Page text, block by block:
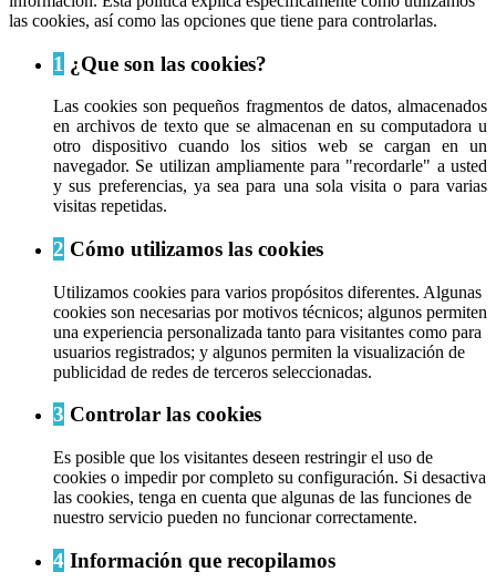
las cookies, así como las opciones que tiene para controlarlas.
1 ¿Que son las cookies?
Las cookies son pequeños fragmentos de datos, almacenados
en archivos de texto que se almacenan en su computadora u
otro dispositivo cuando los sitios web se cargan en un
navegador. Se utilizan ampliamente para "recordarle" a usted
y sus preferencias, ya sea para una sola visita o para varias
visitas repetidas.
2 Cómo utilizamos las cookies
Utilizamos cookies para varios propósitos diferentes. Algunas
cookies son necesarias por motivos técnicos; algunos permiten
una experiencia personalizada tanto para visitantes como para
usuarios registrados; y algunos permiten la visualización de
publicidad de redes de terceros seleccionadas.
3 Controlar las cookies
Es posible que los visitantes deseen restringir el uso de
cookies o impedir por completo su configuración. Si desactiva
las cookies, tenga en cuenta que algunas de las funciones de
nuestro servicio pueden no funcionar correctamente.
4 Información que recopilamos